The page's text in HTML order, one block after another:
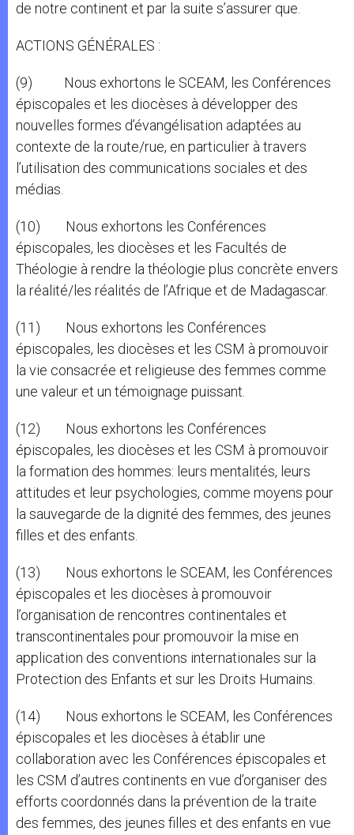
de notre continent et par la suite s’assurer que.
ACTIONS GÉNÉRALES :
(9) Nous exhortons le SCEAM, les Conférences
épiscopales et les diocèses à développer des
nouvelles formes d’évangélisation adaptées au
contexte de la route/rue, en particulier à travers
l’utilisation des communications sociales et des
médias.
(10) Nous exhortons les Conférences
épiscopales, les diocèses et les Facultés de
Théologie à rendre la théologie plus concrète envers
la réalité/les réalités de l’Afrique et de Madagascar.
(11) Nous exhortons les Conférences
épiscopales, les diocèses et les CSM à promouvoir
la vie consacrée et religieuse des femmes comme
une valeur et un témoignage puissant.
(12) Nous exhortons les Conférences
épiscopales, les diocèses et les CSM à promouvoir
la formation des hommes: leurs mentalités, leurs
attitudes et leur psychologies, comme moyens pour
la sauvegarde de la dignité des femmes, des jeunes
filles et des enfants.
(13) Nous exhortons le SCEAM, les Conférences
épiscopales et les diocèses à promouvoir
l’organisation de rencontres continentales et
transcontinentales pour promouvoir la mise en
application des conventions internationales sur la
Protection des Enfants et sur les Droits Humains.
(14) Nous exhortons le SCEAM, les Conférences
épiscopales et les diocèses à établir une
collaboration avec les Conférences épiscopales et
les CSM d’autres continents en vue d’organiser des
efforts coordonnés dans la prévention de la traite
des femmes, des jeunes filles et des enfants en vue